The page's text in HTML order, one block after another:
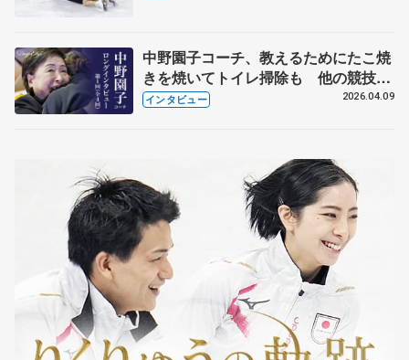
中野園子コーチ、教えるためにたこ焼
きを焼いてトイレ掃除も 他の競技に
も通用するという坂本花織の筋肉
インタビュー 2026.04.09